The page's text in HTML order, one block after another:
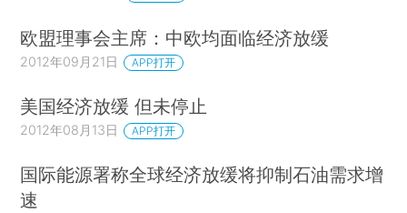
欧盟理事会主席：中欧均面临经济放缓
2012年09月21日 APP打开
美国经济放缓 但未停止
2012年08月13日 APP打开
国际能源署称全球经济放缓将抑制石油需求增
速